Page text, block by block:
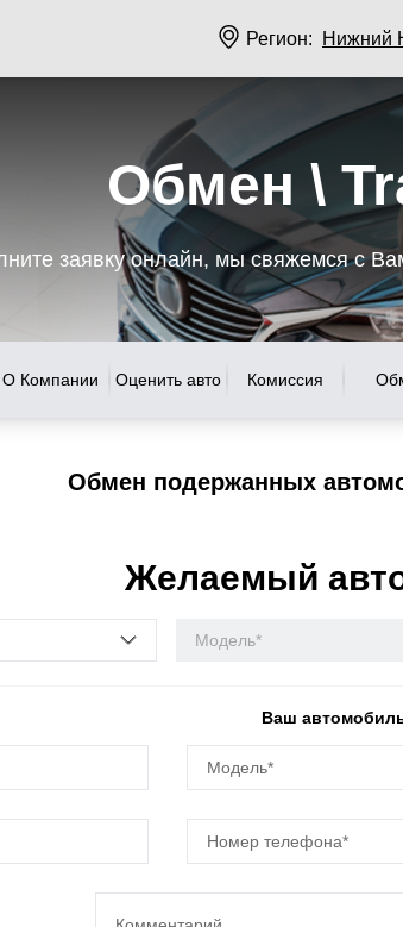
Регион: Нижний
Обмен \
заявку онлайн, мы свяжемся с
О Компании Оценить авто Комиссия
Обмен подержанных
Желаемый
Модель*
Ваш